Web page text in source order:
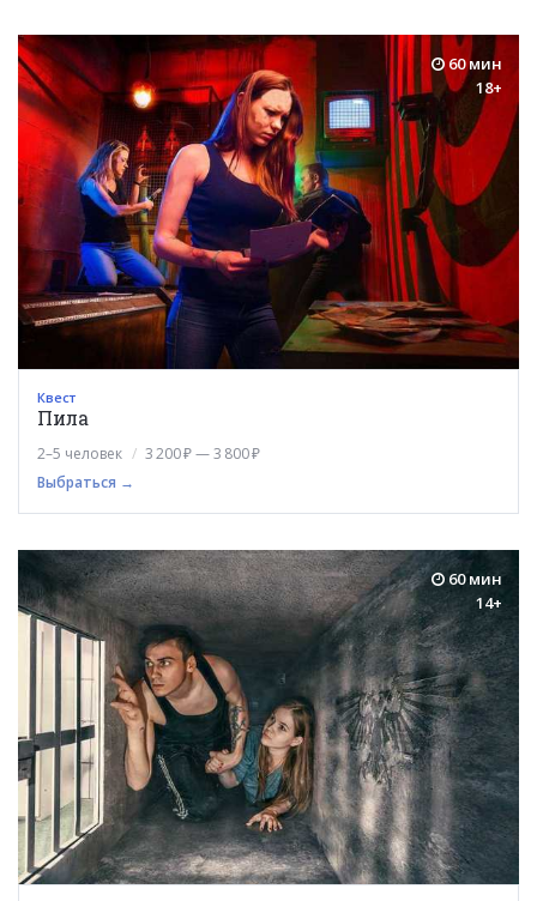
60 мин
18+
Квест
Пила
2–5 человек
3 200 ₽ — 3 800 ₽
Выбраться →
60 мин
14+